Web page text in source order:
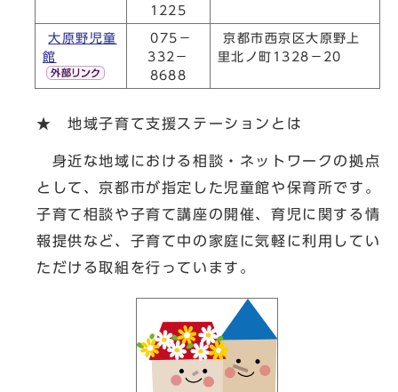
1225
大原野児童
館
075－
332－
8688
京都市西京区大原野上
里北ノ町1328－20
★ 地域子育て支援ステーションとは
身近な地域における相談・ネットワークの拠点
として、京都市が指定した児童館や保育所です。
子育て相談や子育て講座の開催、育児に関する情
報提供など、子育て中の家庭に気軽に利用してい
ただける取組を行っています。